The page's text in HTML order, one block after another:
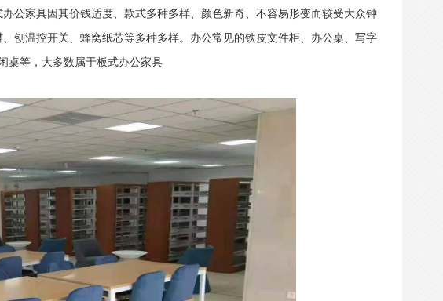
公家具因其价钱适度、款式多种多样、颜色新奇、不容易形变而较受大众钟
刨温控开关、蜂窝纸芯等多种多样。办公常见的铁皮文件柜、办公桌、写字
桌等，大多数属于板式办公家具